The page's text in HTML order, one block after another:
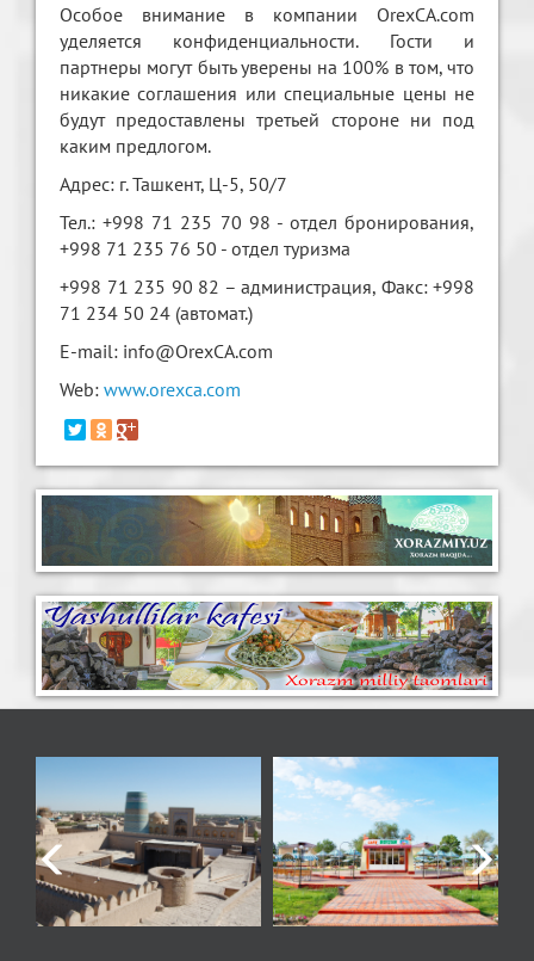
Особое внимание в компании OrexCA.com
уделяется конфиденциальности. Гости и
партнеры могут быть уверены на 100% в том, что
никакие соглашения или специальные цены не
будут предоставлены третьей стороне ни под
каким предлогом.
Адрес: г. Ташкент, Ц-5, 50/7
Тел.: +998 71 235 70 98 - отдел бронирования,
+998 71 235 76 50 - отдел туризма
+998 71 235 90 82 – администрация, Факс: +998
71 234 50 24 (автомат.)
E-mail: info@OrexCA.com
Web: www.orexca.com